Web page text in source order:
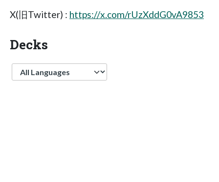
X(旧Twitter) : https://x.com/rUzXddG0vA9853
Decks
Language